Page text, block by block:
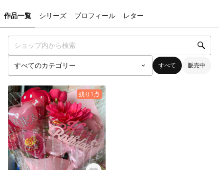
作品一覧 シリーズ プロフィール レター
すべて 販売中
残り1点